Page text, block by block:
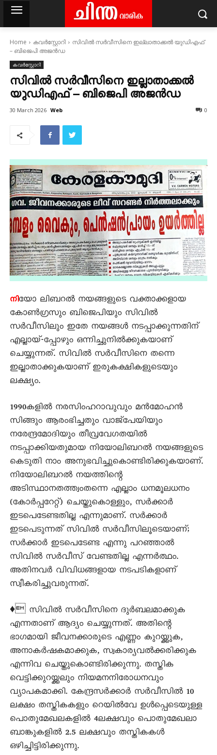
Home കവര്‍സ്റ്റോറി
സിവില്‍ സര്‍വീസിനെ ഇല്ലാതാക്കല്‍ യുഡിഎഫ്
– ബിജെപി അജൻഡ
കവര്‍സ്റ്റോറി
സിവില്‍ സര്‍വീസിനെ ഇല്ലാതാക്കല്‍
യുഡിഎഫ് – ബിജെപി അജൻഡ
30 March 2026 Web 0
നിയോ ലിബറല്‍ നയങ്ങളുടെ വക്താക്കളായ
കോണ്‍ഗ്രസും ബിജെപിയും സിവില്‍
സര്‍വീസിലും ഇതേ നയങ്ങള്‍ നടപ്പാക്കുന്നതിന്
എല്ലായ്-പ്പോഴും ഒന്നിച്ചുനില്‍ക്കുകയാണ്
ചെയ്യുന്നത്. സിവില്‍ സര്‍വീസിനെ തന്നെ
ഇല്ലാതാക്കുകയാണ് ഇരുകക്ഷികളുടെയും
ലക്ഷ്യം.
1990കളില്‍ നരസിംഹറാവുവും മന്‍മോഹന്‍
സിങ്ങും ആരംഭിച്ചതും വാജ്പേയിയും
നരേന്ദ്രമോദിയും തീവ്രവേഗതയില്‍
നടപ്പാക്കിയതുമായ നിയോലിബറല്‍ നയങ്ങളുടെ
കെടുതി നാം അനുഭവിച്ചുകൊണ്ടിരിക്കുകയാണ്.
നിയോലിബറല്‍ നയത്തിന്റെ
അടിസ്ഥാനതത്ത്വംതന്നെ എല്ലാം ധനമൂലധനം
(കോര്‍പ്പറേറ്റ്) ചെയ്തുകൊള്ളും, സര്‍ക്കാര്‍
ഇടപെടേണ്ടതില്ല എന്നുമാണ്. സര്‍ക്കാര്‍
ഇടപെടുന്നത് സിവില്‍ സര്‍വീസിലൂടെയാണ്;
സര്‍ക്കാര്‍ ഇടപെടേണ്ട എന്നു പറഞ്ഞാല്‍
സിവില്‍ സര്‍വീസ് വേണ്ടതില്ല എന്നര്‍ത്ഥം.
അതിനവര്‍ വിവിധങ്ങളായ നടപടികളാണ്
സ്വീകരിച്ചുവരുന്നത്.
♦ സിവില്‍ സര്‍വീസിനെ ദുര്‍ബലമാക്കുക
എന്നതാണ് ആദ്യം ചെയ്യുന്നത്. അതിന്റെ
ഭാഗമായി ജീവനക്കാരുടെ എണ്ണം കുറയ്ക്കുക,
അനാകര്‍ഷകമാക്കുക, സ്വകാര്യവല്‍ക്കരിക്കുക
എന്നിവ ചെയ്തുകൊണ്ടിരിക്കുന്നു. തസ്തിക
വെട്ടിക്കുറയ്ക്കലും നിയമനനിരോധനവും
വ്യാപകമാക്കി. കേന്ദ്രസര്‍ക്കാര്‍ സര്‍വീസില്‍ 10
ലക്ഷം തസ്തികകളും റെയില്‍വേ ഉള്‍പ്പെടെയുള്ള
പൊതുമേഖലകളില്‍ 4ലക്ഷവും പൊതുമേഖലാ
ബാങ്കുകളില്‍ 2.5 ലക്ഷവും തസ്തികകള്‍
ഒഴിച്ചിട്ടിരിക്കുന്നു.